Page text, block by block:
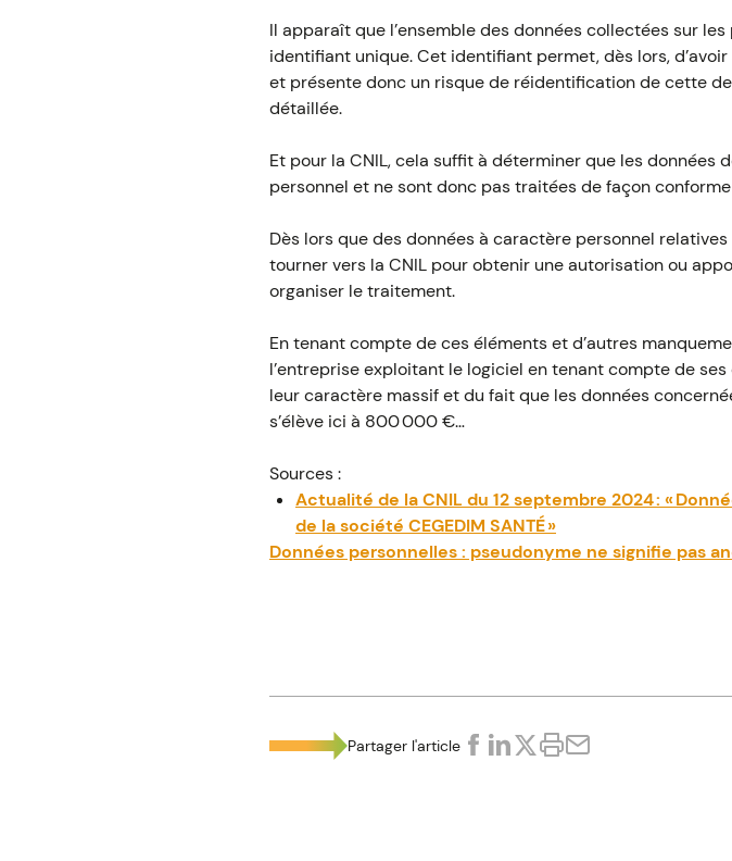
Il apparaît que l’ensemble des données collectées sur
identifiant unique. Cet identifiant permet, dès lors,
et présente donc un risque de réidentification de cette
détaillée.
Et pour la CNIL, cela suffit à déterminer que les
personnel et ne sont donc pas traitées de façon
Dès lors que des données à caractère personnel
tourner vers la CNIL pour obtenir une autorisation ou
organiser le traitement.
En tenant compte de ces éléments et d’autres
l’entreprise exploitant le logiciel en tenant compte de
leur caractère massif et du fait que les données
s’élève ici à 800 000 €…
Sources :
Actualité de la CNIL du 12 septembre 2024 : «
de la société CEGEDIM SANTÉ »
Données personnelles : pseudonyme ne signifie pas
Partager l'article